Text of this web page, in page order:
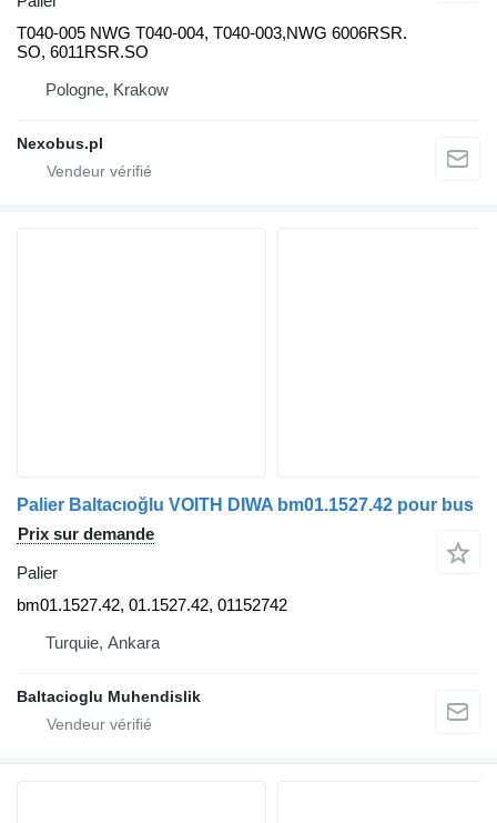
T040-005 NWG T040-004, T040-003,NWG 6006RSR.
SO, 6011RSR.SO
Pologne, Krakow
Nexobus.pl
Palier Baltacıoğlu VOITH DIWA bm01.1527.42 pour bus
Prix sur demande
Palier
bm01.1527.42, 01.1527.42, 01152742
Turquie, Ankara
Baltacioglu Muhendislik